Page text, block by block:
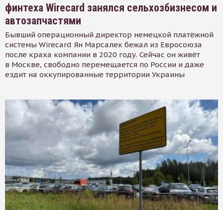
финтеха Wirecard занялся сельхозбизнесом и
автозапчастями
Бывший операционный директор немецкой платёжной
системы Wirecard Ян Марсалек бежал из Евросоюза
после краха компании в 2020 году. Сейчас он живёт
в Москве, свободно перемещается по России и даже
ездит на оккупированные территории Украины